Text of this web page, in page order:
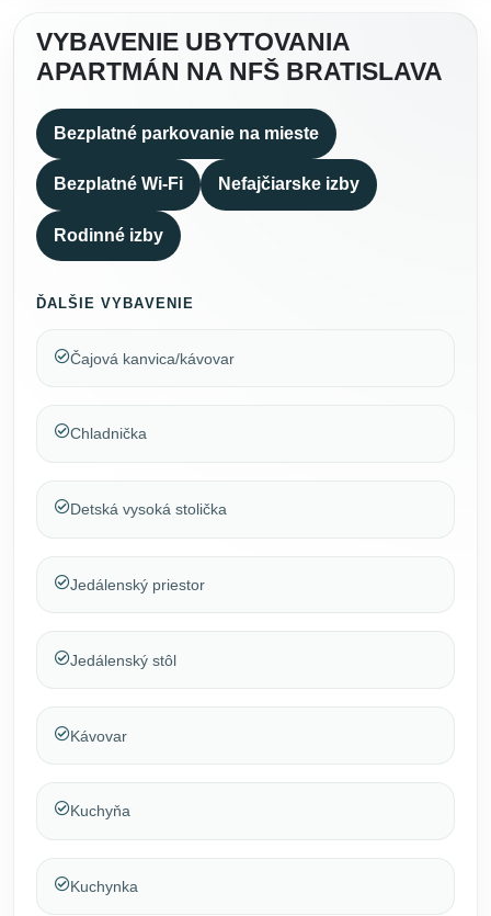
VYBAVENIE UBYTOVANIA
APARTMÁN NA NFŠ BRATISLAVA
Bezplatné parkovanie na mieste
Bezplatné Wi-Fi Nefajčiarske izby
Rodinné izby
ĎALŠIE VYBAVENIE
Čajová kanvica/kávovar
Chladnička
Detská vysoká stolička
Jedálenský priestor
Jedálenský stôl
Kávovar
Kuchyňa
Kuchynka